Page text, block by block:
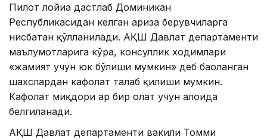
Пилот лойиҳа дастлаб Доминикан
Республикасидан келган ариза берувчиларга
нисбатан қўлланилади. АҚШ Давлат департаменти
маълумотларига кўра, консуллик ходимлари
«жамият учун юк бўлиши мумкин» деб баҳоланган
шахслардан кафолат талаб қилиши мумкин.
Кафолат миқдори ҳар бир ҳолат учун алоҳида
белгиланади.
АҚШ Давлат департаменти вакили Томми